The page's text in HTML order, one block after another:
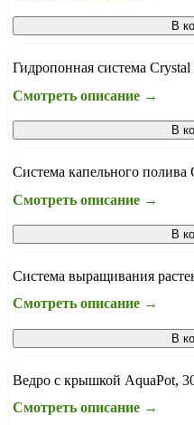
В
Гидропонная система
Смотреть описание →
В
Система капельного полива
Смотреть описание →
В
Система выращивания
Смотреть описание →
В
Ведро с крышкой AquaPot,
Смотреть описание →